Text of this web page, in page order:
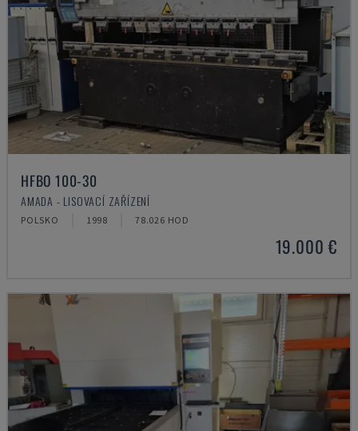
HFBO 100-30
AMADA - LISOVACÍ ZAŘÍZENÍ
POLSKO 1998 78.026 HOD
19.000 €